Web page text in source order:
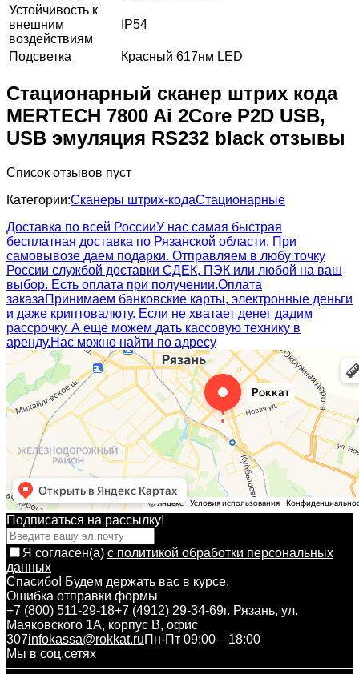
Устойчивость к
внешним
воздействиям
IP54
Подсветка Красный 617нм LED
Стационарный сканер штрих кода
MERTECH 7800 Ai 2Core P2D USB,
USB эмуляция RS232 black отзывы
Список отзывов пуст
Категории:Сканеры штрих-кодаСтационарные
Доставка по всей РоссииУ нас самая быстрая
бесплатная доставка по Рязанской области. При
самовывозе даем подарки. Отправляем в любу точку
России службой доставки СДЕК, ПЭК или любой на ваш
выбор. Есть оплата при получении.Оплата
заказаПринимаем банковские карты, электронные деньги
и даже криптовалюту. Если не хватает денег дадим
рассрочку. А еще можем дать кассовую технику в
аренду.Нас можно найти по адресу
Подписаться на рассылкy!
Я согласен(a) с политикой обработки персональных
данных
Спасибо! Будем держать вас в курсе.
Ошибка отправки формы
+7 (800) 511-29-18+7 (4912) 29-34-69г. Рязань, ул.
Маяковского 1А, корпус B, офис
307infokassa@rokkat.ruПн-Пт 09:00—18:00
Мы в соц.сетях